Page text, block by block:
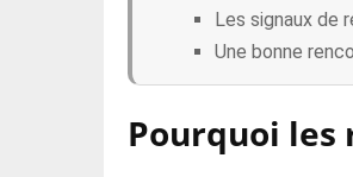
Les signaux de
Une bonne
Pourquoi les